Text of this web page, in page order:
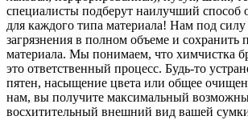
специалисты подберут наилучший способ
для каждого типа материала! Нам под силу
загрязнения в полном объеме и сохранить
материала. Мы понимаем, что химчистка
это ответственный процесс. Будь-то
пятен, насыщение цвета или общее
нам, вы получите максимальный
восхитительный внешний вид вашей